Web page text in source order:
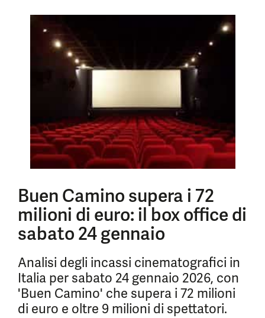
Buen Camino supera i 72
milioni di euro: il box office di
sabato 24 gennaio
Analisi degli incassi cinematografici in
Italia per sabato 24 gennaio 2026, con
'Buen Camino' che supera i 72 milioni
di euro e oltre 9 milioni di spettatori.